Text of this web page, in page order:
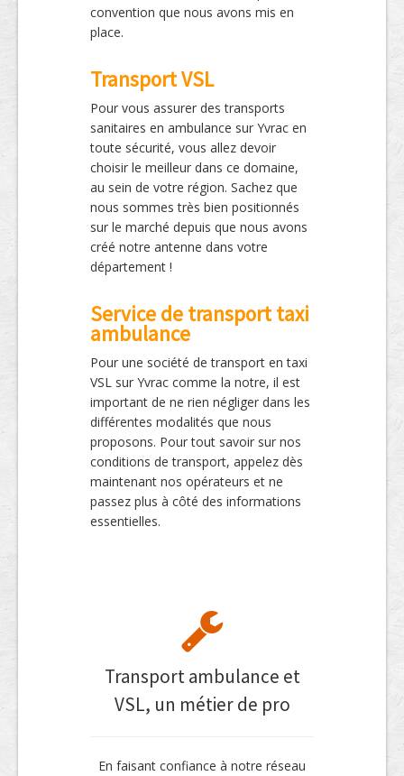
convention que nous avons mis en
place.
Transport VSL
Pour vous assurer des transports
sanitaires en ambulance sur Yvrac en
toute sécurité, vous allez devoir
choisir le meilleur dans ce domaine,
au sein de votre région. Sachez que
nous sommes très bien positionnés
sur le marché depuis que nous avons
créé notre antenne dans votre
département !
Service de transport taxi
ambulance
Pour une société de transport en taxi
VSL sur Yvrac comme la notre, il est
important de ne rien négliger dans les
différentes modalités que nous
proposons. Pour tout savoir sur nos
conditions de transport, appelez dès
maintenant nos opérateurs et ne
passez plus à côté des informations
essentielles.
Transport ambulance et
VSL, un métier de pro
En faisant confiance à notre réseau